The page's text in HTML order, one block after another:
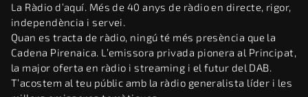
La Ràdio d’aquí. Més de 40 anys de ràdio en directe, rigor,
independència i servei.
Quan es tracta de ràdio, ningú té més presència que la
Cadena Pirenaica. L’emissora privada pionera al Principat,
la major oferta en ràdio i streaming i el futur del DAB.
T’acostem al teu públic amb la ràdio generalista líder i les